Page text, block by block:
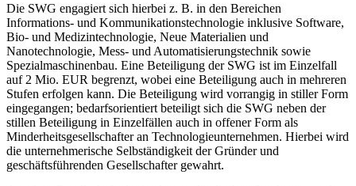
Die SWG engagiert sich hierbei z. B. in den Bereichen
Informations- und Kommunikationstechnologie inklusive Software,
Bio- und Medizintechnologie, Neue Materialien und
Nanotechnologie, Mess- und Automatisierungstechnik sowie
Spezialmaschinenbau. Eine Beteiligung der SWG ist im Einzelfall
auf 2 Mio. EUR begrenzt, wobei eine Beteiligung auch in mehreren
Stufen erfolgen kann. Die Beteiligung wird vorrangig in stiller Form
eingegangen; bedarfsorientiert beteiligt sich die SWG neben der
stillen Beteiligung in Einzelfällen auch in offener Form als
Minderheitsgesellschafter an Technologieunternehmen. Hierbei wird
die unternehmerische Selbständigkeit der Gründer und
geschäftsführenden Gesellschafter gewahrt.